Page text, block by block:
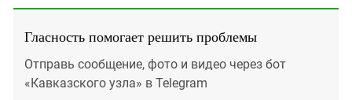
Гласность помогает решить проблемы
Отправь сообщение, фото и видео через бот
«Кавказского узла» в Telegram